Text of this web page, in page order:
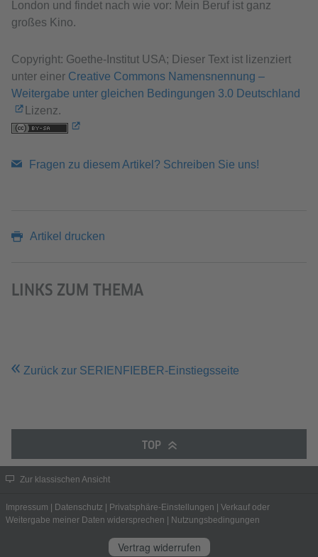
London und findet nach wie vor: Mein Beruf ist ganz
großes Kino.
Copyright: Goethe-Institut USA; Dieser Text ist lizenziert
unter einer Creative Commons Namensnennung –
Weitergabe unter gleichen Bedingungen 3.0 Deutschland
Lizenz.
Fragen zu diesem Artikel? Schreiben Sie uns!
Artikel drucken
LINKS ZUM THEMA
Zurück zur SERIENFIEBER-Einstiegsseite
TOP
Zur klassischen Ansicht
Impressum Datenschutz Privatsphäre-Einstellungen
Verkauf oder
Weitergabe meiner Daten widersprechen
Nutzungsbedingungen
Vertrag widerrufen